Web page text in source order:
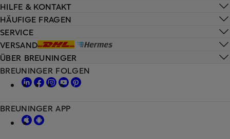
HILFE & KONTAKT
HÄUFIGE FRAGEN
SERVICE
VERSAND
ÜBER BREUNINGER
BREUNINGER FOLGEN
BREUNINGER APP